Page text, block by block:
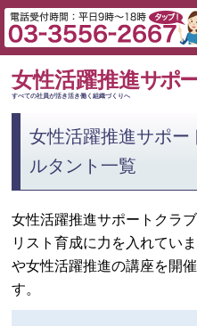
女性活躍推進サポ
すべての社員が活き活き働く組織づくりへ
女性活躍推進サポ
ルタント一覧
女性活躍推進サポートクラ
リスト育成に力を入れてい
や女性活躍推進の講座を開
す。